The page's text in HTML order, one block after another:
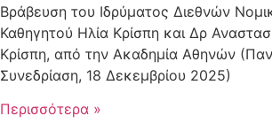
Βράβευση του Ιδρύματος Διεθνών
Καθηγητού Ηλία Κρίσπη και Δρ
Κρίσπη, από την Ακαδημία Αθηνών
Συνεδρίαση, 18 Δεκεμβρίου 2025)
Περισσότερα »